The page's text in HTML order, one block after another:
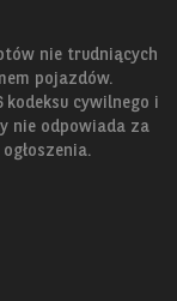
nie trudniących
pojazdów.
cywilnego i
nie odpowiada za